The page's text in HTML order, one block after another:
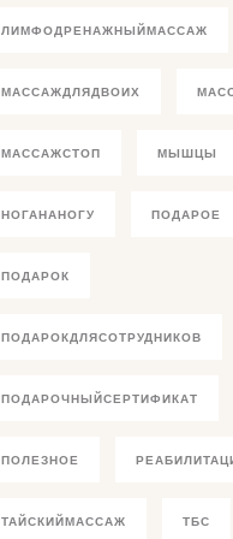
ЛИМФОДРЕНАЖНЫЙМАССАЖ
МАССАЖДЛЯДВОИХ
МАССАЖСТОП МЫШЦЫ
НОГАНАНОГУ ПОДАРОЕ
ПОДАРОК
ПОДАРОКДЛЯСОТРУДНИКОВ
ПОДАРОЧНЫЙСЕРТИФИКАТ
ПОЛЕЗНОЕ
ТАЙСКИЙМАССАЖ ТБС